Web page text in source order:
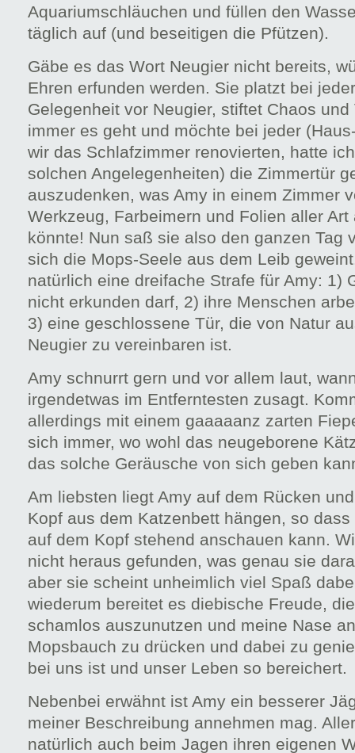
Aquariumschläuchen und füllen den
täglich auf (und beseitigen die Pfützen).
Gäbe es das Wort Neugier nicht bereits,
Ehren erfunden werden. Sie platzt bei
Gelegenheit vor Neugier, stiftet Chaos und
immer es geht und möchte bei jeder
wir das Schlafzimmer renovierten, hatte
solchen Angelegenheiten) die Zimmertür
auszudenken, was Amy in einem Zimmer
Werkzeug, Farbeimern und Folien aller
könnte! Nun saß sie also den ganzen Tag
sich die Mops-Seele aus dem Leib
natürlich eine dreifache Strafe für Amy: 1)
nicht erkunden darf, 2) ihre Menschen
3) eine geschlossene Tür, die von Natur
Neugier zu vereinbaren ist.
Amy schnurrt gern und vor allem laut,
irgendetwas im Entferntesten zusagt.
allerdings mit einem gaaaaanz zarten
sich immer, wo wohl das neugeborene
das solche Geräusche von sich geben
Am liebsten liegt Amy auf dem Rücken
Kopf aus dem Katzenbett hängen, so
auf dem Kopf stehend anschauen kann.
nicht heraus gefunden, was genau sie
aber sie scheint unheimlich viel Spaß
wiederum bereitet es diebische Freude,
schamlos auszunutzen und meine Nase
Mopsbauch zu drücken und dabei zu
bei uns ist und unser Leben so bereichert.
Nebenbei erwähnt ist Amy ein besserer
meiner Beschreibung annehmen mag.
natürlich auch beim Jagen ihren eigenen